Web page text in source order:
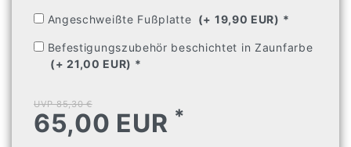
Angeschweißte Fußplatte (+ 19,90 EUR) *
Befestigungszubehör beschichtet in Zaunfarbe
(+ 21,00 EUR) *
UVP 85,30 €
65,00 EUR *